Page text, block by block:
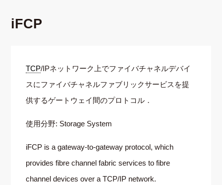
iFCP
TCP/IPネットワーク上でファイバチャネルデバイ
スにファイバチャネルファブリックサービスを提
供するゲートウェイ間のプロトコル．
使用分野: Storage System
iFCP is a gateway-to-gateway protocol, which
provides fibre channel fabric services to fibre
channel devices over a TCP/IP network.